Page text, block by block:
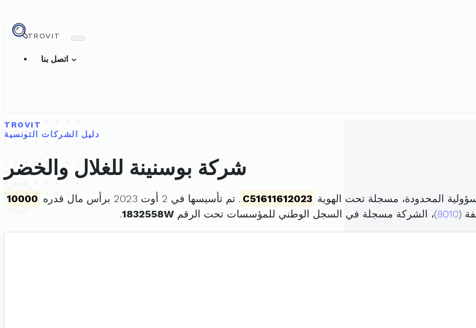
TROVIT
TROVIT
دليل الشركات التونسية
شركة بوسنينة للغلال والخضر
المحدودة، مسجلة تحت الهوية C51611612023 . تم تأسيسها في 2 أوت 2023 برأس مال قدره
10000
(
8010)، الشركة مسجلة في السجل الوطني للمؤسسات تحت الرقم 1832558W
.